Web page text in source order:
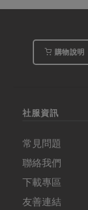
購物說明
社服資訊
常見問題
聯絡我們
下載專區
友善連結